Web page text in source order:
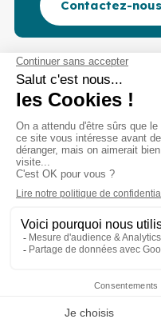
Contactez-nous
Cabinet d’experts-
Services